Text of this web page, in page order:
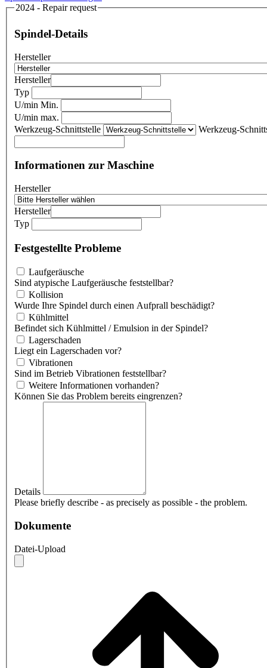
2024 - Repair request
Spindel-Details
Hersteller
Hersteller
Typ
U/min Min.
U/min max.
Werkzeug-Schnittstelle
Werkzeug-
Informationen zur Maschine
Hersteller
Hersteller
Typ
Festgestellte Probleme
Laufgeräusche
Sind atypische Laufgeräusche feststellbar?
Kollision
Wurde Ihre Spindel durch einen Aufprall beschädigt?
Kühlmittel
Befindet sich Kühlmittel / Emulsion in der Spindel?
Lagerschaden
Liegt ein Lagerschaden vor?
Vibrationen
Sind im Betrieb Vibrationen feststellbar?
Weitere Informationen vorhanden?
Können Sie das Problem bereits eingrenzen?
Details
Please briefly describe - as precisely as possible - the problem.
Dokumente
Datei-Upload